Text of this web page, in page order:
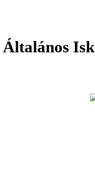
Általános